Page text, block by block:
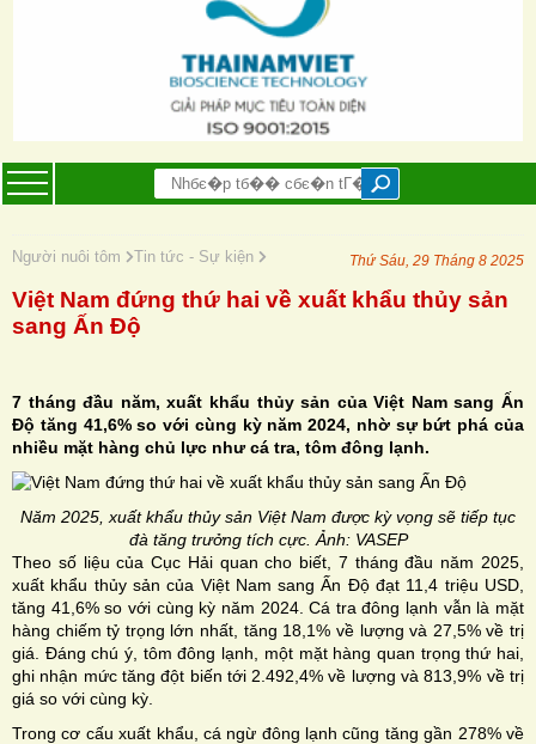
Người nuôi tôm Tin tức - Sự kiện Thứ Sáu, 29 Tháng 8 2025
Việt Nam đứng thứ hai về xuất khẩu thủy sản
sang Ấn Độ
7 tháng đầu năm, xuất khẩu thủy sản của Việt Nam sang Ấn
Độ tăng 41,6% so với cùng kỳ năm 2024, nhờ sự bứt phá của
nhiều mặt hàng chủ lực như cá tra, tôm đông lạnh.
Năm 2025, xuất khẩu thủy sản Việt Nam được kỳ vọng sẽ tiếp tục
đà tăng trưởng tích cực. Ảnh: VASEP
Theo số liệu của Cục Hải quan cho biết, 7 tháng đầu năm 2025,
xuất khẩu thủy sản của Việt Nam sang Ấn Độ đạt 11,4 triệu USD,
tăng 41,6% so với cùng kỳ năm 2024. Cá tra đông lạnh vẫn là mặt
hàng chiếm tỷ trọng lớn nhất, tăng 18,1% về lượng và 27,5% về trị
giá. Đáng chú ý, tôm đông lạnh, một mặt hàng quan trọng thứ hai,
ghi nhận mức tăng đột biến tới 2.492,4% về lượng và 813,9% về trị
giá so với cùng kỳ.
Trong cơ cấu xuất khẩu, cá ngừ đông lạnh cũng tăng gần 278% về